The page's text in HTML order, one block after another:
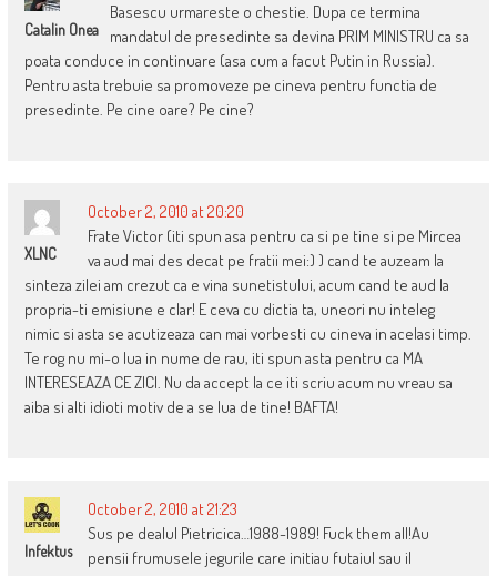
Catalin Onea
Basescu urmareste o chestie. Dupa ce termina
mandatul de presedinte sa devina PRIM MINISTRU ca sa
poata conduce in continuare (asa cum a facut Putin in Russia).
Pentru asta trebuie sa promoveze pe cineva pentru functia de
presedinte. Pe cine oare? Pe cine?
XLNC
October 2, 2010 at 20:20
Frate Victor (iti spun asa pentru ca si pe tine si pe Mircea
va aud mai des decat pe fratii mei:) ) cand te auzeam la
sinteza zilei am crezut ca e vina sunetistului, acum cand te aud la
propria-ti emisiune e clar! E ceva cu dictia ta, uneori nu inteleg
nimic si asta se acutizeaza can mai vorbesti cu cineva in acelasi timp.
Te rog nu mi-o lua in nume de rau, iti spun asta pentru ca MA
INTERESEAZA CE ZICI. Nu da accept la ce iti scriu acum nu vreau sa
aiba si alti idioti motiv de a se lua de tine! BAFTA!
Infektus
October 2, 2010 at 21:23
Sus pe dealul Pietricica…1988-1989! Fuck them all!Au
pensii frumusele jegurile care initiau futaiul sau il